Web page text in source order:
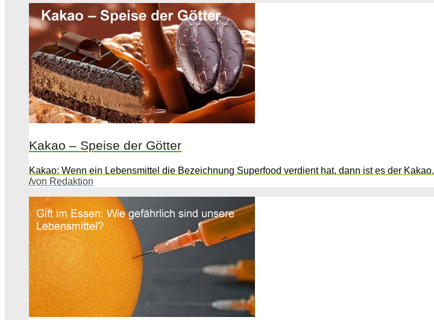
Kakao – Speise der Götter
Kakao: Wenn ein Lebensmittel die Bezeichnung Superfood verdient hat, dann ist es der Kakao.
/von Redaktion